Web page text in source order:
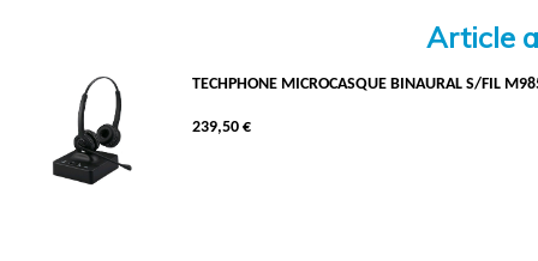
Article
TECHPHONE MICROCASQUE BINAURAL S/FIL
239,50 €